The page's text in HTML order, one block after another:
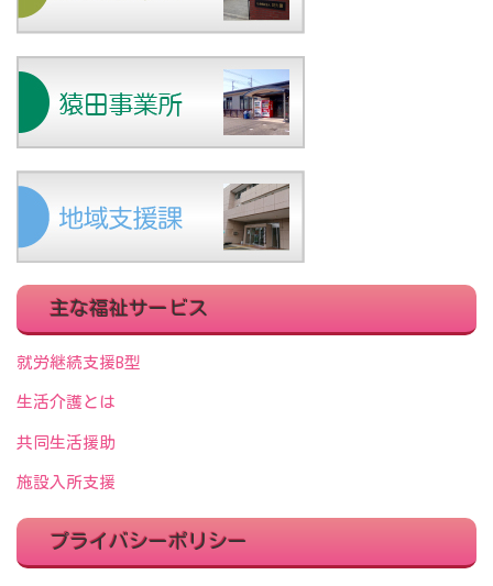
主な福祉サービス
就労継続支援B型
生活介護とは
共同生活援助
施設入所支援
プライバシーポリシー